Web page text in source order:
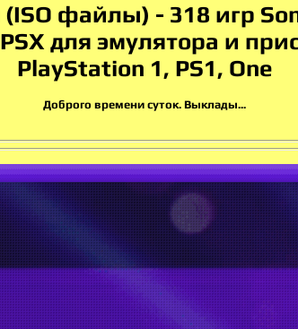
файлы) - 318 игр
для эмулятора и
PlayStation 1, PS1, One
Доброго времени суток. Выклады...